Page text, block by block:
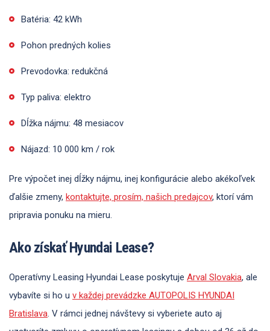
Batéria: 42 kWh
Pohon predných kolies
Prevodovka: redukčná
Typ paliva: elektro
Dĺžka nájmu: 48 mesiacov
Nájazd: 10 000 km / rok
Pre výpočet inej dĺžky nájmu, inej konfigurácie alebo akékoľvek
ďalšie zmeny, kontaktujte, prosím, našich predajcov, ktorí vám
pripravia ponuku na mieru.
Ako získať Hyundai Lease?
Operatívny Leasing Hyundai Lease poskytuje Arval Slovakia, ale
vybavíte si ho u v každej prevádzke AUTOPOLIS HYUNDAI
Bratislava. V rámci jednej návštevy si vyberiete auto aj